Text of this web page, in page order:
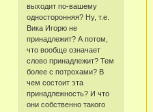
выходит по-вашему
односторонняя? Ну, т.е.
Вика Игорю не
принадлежит? А потом,
что вообще означает
слово принадлежит? Тем
более с потрохами? В
чем состоит эта
принадлежность? И что
они собственно такого